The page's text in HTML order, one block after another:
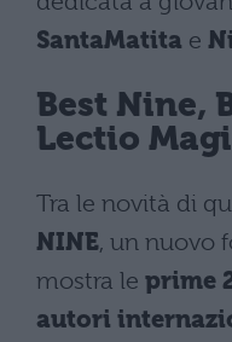
SantaMatita e
Best Nine,
Lectio
Tra le novità di
NINE, un nuovo
mostra le prime
autori